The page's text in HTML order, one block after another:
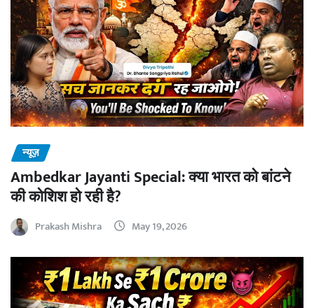
न्यूज़
Ambedkar Jayanti Special: क्या भारत को बांटने
की कोशिश हो रही है?
Prakash Mishra May 19, 2026